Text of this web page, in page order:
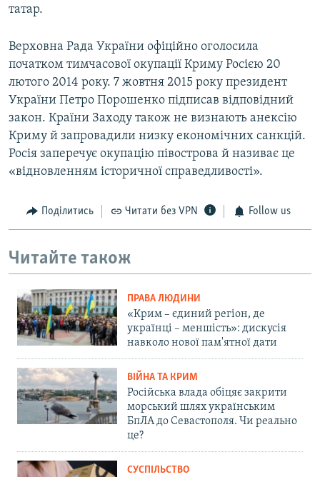
татар.
Верховна Рада України офіційно оголосила
початком тимчасової окупації Криму Росією 20
лютого 2014 року. 7 жовтня 2015 року президент
України Петро Порошенко підписав відповідний
закон. Країни Заходу також не визнають анексію
Криму й запровадили низку економічних санкцій.
Росія заперечує окупацію півострова й називає це
«відновленням історичної справедливості».
Поділитись Читати без VPN Follow us
Читайте також
ПРАВА ЛЮДИНИ
«Крим – єдиний регіон, де
українці – меншість»: дискусія
навколо нової пам'ятної дати
ВІЙНА ТА КРИМ
Російська влада обіцяє закрити
морський шлях українським
БпЛА до Севастополя. Чи реально
це?
СУСПІЛЬСТВО